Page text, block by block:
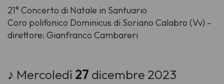
21° Concerto di Natale in Santuario
Coro polifonico Dominicus di Soriano Calabro (Vv) -
direttore: Gianfranco Cambareri
♪ Mercoledì 27 dicembre 2023